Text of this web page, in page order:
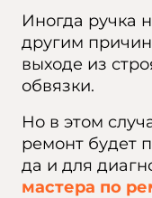
Иногда ручка
другим
выходе из
обвязки.
Но в этом
ремонт будет
да и для
мастера по